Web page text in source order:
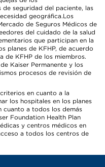
de seguridad del paciente, las
geográfica.Los
de Seguros Médicos de
del cuidado de la salud
que participan en la
planes de KFHP, de acuerdo
de KFHP de los miembros.
Kaiser Permanente y los
procesos de revisión de
en cuanto a la
los hospitales en los planes
cuanto a todos los demás
Foundation Health Plan
y centros médicos en
a todos los centros de